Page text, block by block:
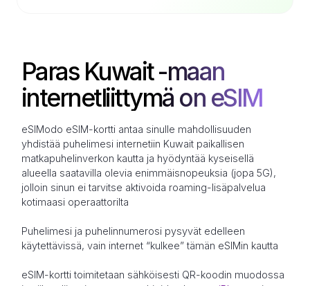
Paras Kuwait -maan
internetliittymä on eSIM
eSIModo eSIM-kortti antaa sinulle mahdollisuuden
yhdistää puhelimesi internetiin Kuwait paikallisen
matkapuhelinverkon kautta ja hyödyntää kyseisellä
alueella saatavilla olevia enimmäisnopeuksia (jopa 5G),
jolloin sinun ei tarvitse aktivoida roaming-lisäpalvelua
kotimaasi operaattorilta
Puhelimesi ja puhelinnumerosi pysyvät edelleen
käytettävissä, vain internet “kulkee” tämän eSIMin kautta
eSIM-kortti toimitetaan sähköisesti QR-koodin muodossa